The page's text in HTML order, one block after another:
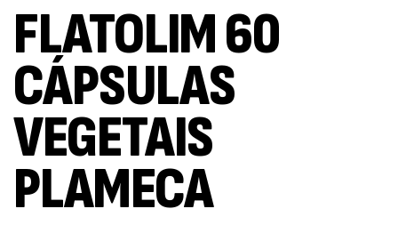
FLATOLIM 60
CÁPSULAS
VEGETAIS
PLAMECA